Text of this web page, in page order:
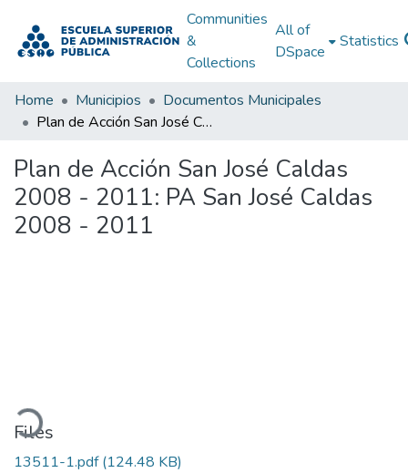
Communities
&
Collections
All of
DSpace
Statistics
Home Municipios
Documentos Municipales
Plan de Acción San José Caldas 2008 - 2011: PA San José Caldas 2008 - 2011
Plan de Acción San José Caldas
2008 - 2011: PA San José Caldas
2008 - 2011
Files
13511-1.pdf(124.48 KB)